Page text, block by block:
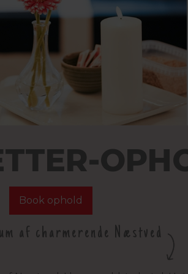
Book ophold
af charmerende Næstved